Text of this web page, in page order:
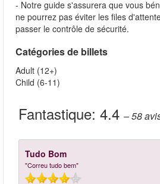
- Notre guide s'assurera que vous
ne pourrez pas éviter les files
passer le contrôle de sécurité.
Catégories de billets
Adult (12+)
Child (6-11)
Fantastique: 4.4 – 58
Tudo Bom
"Correu tudo bem"